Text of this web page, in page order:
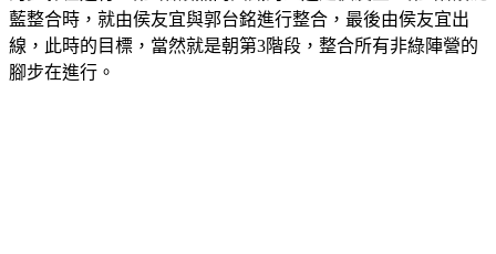
藍整合時，就由侯友宜與郭台銘進行整合，最後由侯友宜出
線，此時的目標，當然就是朝第3階段，整合所有非綠陣營的
腳步在進行。